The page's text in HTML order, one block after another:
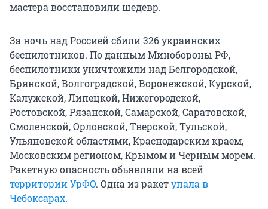
мастера восстановили шедевр.
За ночь над Россией сбили 326 украинских
беспилотников. По данным Минобороны РФ,
беспилотники уничтожили над Белгородской,
Брянской, Волгоградской, Воронежской, Курской,
Калужской, Липецкой, Нижегородской,
Ростовской, Рязанской, Самарской, Саратовской,
Смоленской, Орловской, Тверской, Тульской,
Ульяновской областями, Краснодарским краем,
Московским регионом, Крымом и Черным морем.
Ракетную опасность обьявляли на всей
территории УрФО. Одна из ракетупала в
Чебоксарах.